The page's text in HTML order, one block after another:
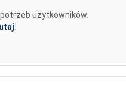
użytkowników.